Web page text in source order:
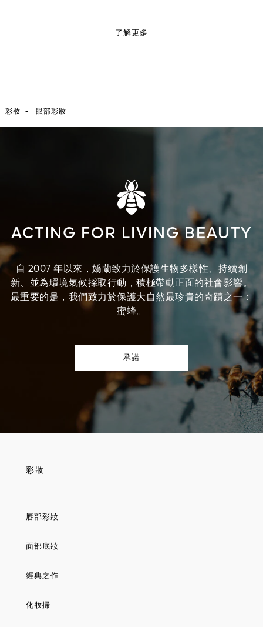
了解更多
彩妝 - 眼部彩妝
ACTING FOR LIVING BEAUTY
自 2007 年以來，嬌蘭致力於保護生物多樣性、持續創
新、並為環境氣候採取行動，積極帶動正面的社會影響。
最重要的是，我們致力於保護大自然最珍貴的奇蹟之一：
蜜蜂。
承諾
彩妝
唇部彩妝
面部底妝
經典之作
化妝掃